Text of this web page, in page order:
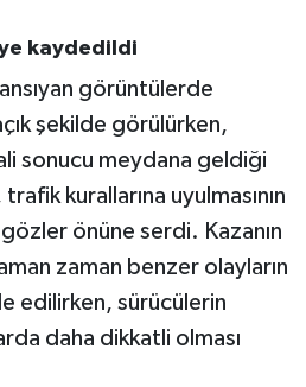
kaydedildi
görüntülerde
şekilde görülürken,
sonucu meydana geldiği
kurallarına uyulmasının
önüne serdi. Kazanın
zaman benzer olayların
edilirken, sürücülerin
daha dikkatli olması